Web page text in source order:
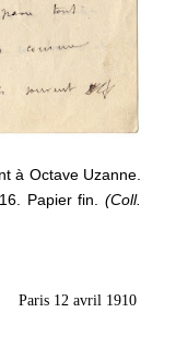
à Octave Uzanne.
Papier fin. (Coll.
1910